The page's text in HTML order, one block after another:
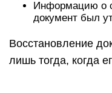
Информацию о
документ был
Восстановление
лишь тогда, когда